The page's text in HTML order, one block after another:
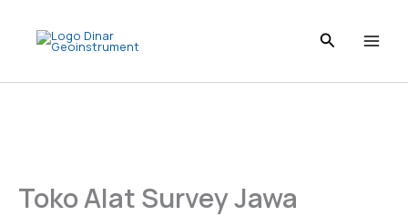
content
s
n
k
n
c
Toko Alat Survey Jawa